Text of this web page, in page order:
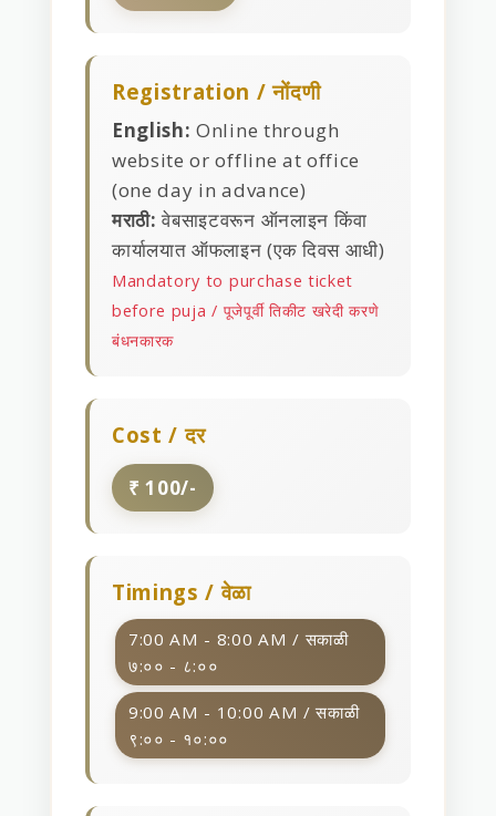
Registration / नोंदणी
English: Online through
website or offline at office
(one day in advance)
मराठी: वेबसाइटवरून ऑनलाइन किंवा
कार्यालयात ऑफलाइन (एक दिवस आधी)
Mandatory to purchase ticket
before puja / पूजेपूर्वी तिकीट खरेदी करणे
बंधनकारक
Cost / दर
₹ 100/-
Timings / वेळा
7:00 AM - 8:00 AM / सकाळी
७:०० - ८:००
9:00 AM - 10:00 AM / सकाळी
९:०० - १०:००